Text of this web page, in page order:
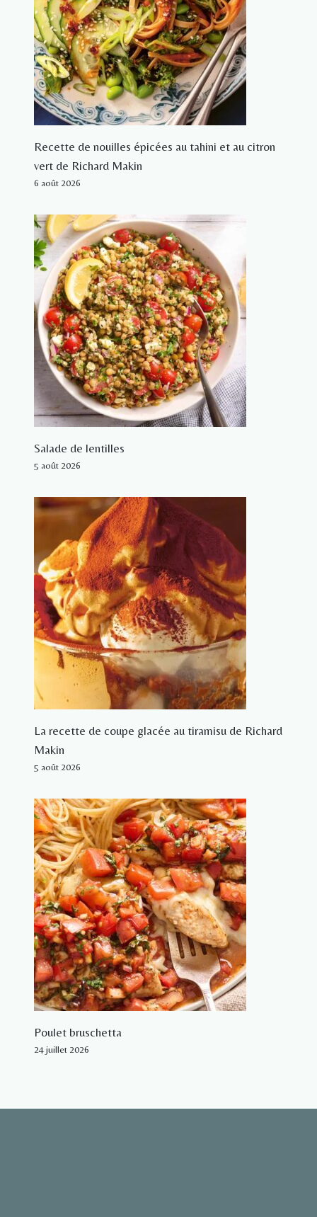
Recette de nouilles épicées au tahini et au citron
vert de Richard Makin
6 août 2026
Salade de lentilles
5 août 2026
La recette de coupe glacée au tiramisu de Richard
Makin
5 août 2026
Poulet bruschetta
24 juillet 2026